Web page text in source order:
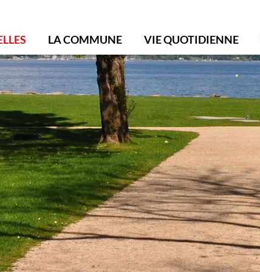
LA COMMUNE VIE QUOTIDIENNE